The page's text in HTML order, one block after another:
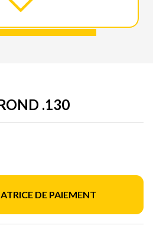
.130
DE PAIEMENT